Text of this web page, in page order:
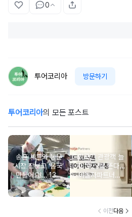
0
투어코리아 방문하기
투어코리아의 모든 포스트
송훈 셰프와 동문
시장 장보고 ‘몸국’
만들어요!… 13일
‘제주미행’ 특별회
차 운영
외국인 관광객 늘
자 ‘호스텔’ 뜬다…
야놀자파트너스,
‘스테이 아리재’ 4
이전다음